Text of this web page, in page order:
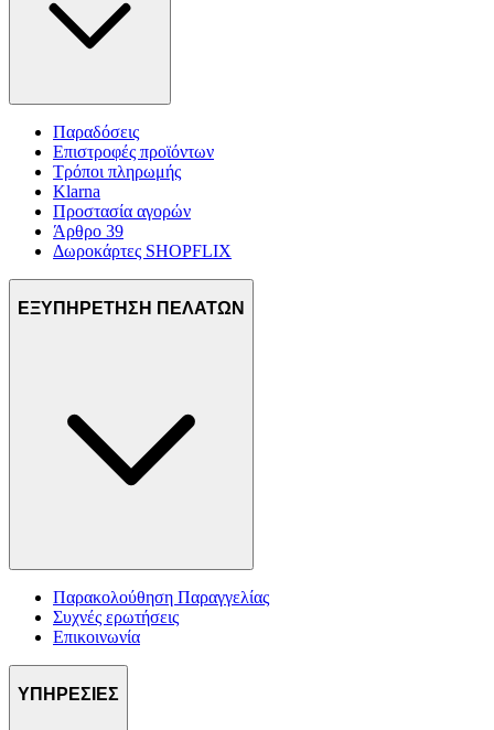
Παραδόσεις
Επιστροφές προϊόντων
Τρόποι πληρωμής
Klarna
Προστασία αγορών
Άρθρο 39
Δωροκάρτες SHOPFLIX
ΕΞΥΠΗΡΕΤΗΣΗ ΠΕΛΑΤΩΝ
Παρακολούθηση Παραγγελίας
Συχνές ερωτήσεις
Επικοινωνία
ΥΠΗΡΕΣΙΕΣ